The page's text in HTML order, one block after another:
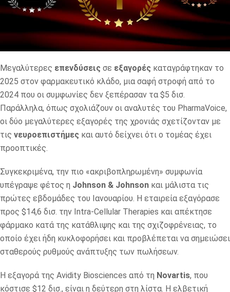
Μεγαλύτερες επενδύσεις σε εξαγορές καταγράφτηκαν το
2025 στον φαρμακευτικό κλάδο, μια σαφή στροφή από το
2024 που οι συμφωνίες δεν ξεπέρασαν τα $5 δισ.
Παράλληλα, όπως σχολιάζουν οι αναλυτές του PharmaVoice,
οι δύο μεγαλύτερες εξαγορές της χρονιάς σχετίζονταν με
τις νευροεπιστήμες και αυτό δείχνει ότι ο τομέας έχει
προοπτικές.
Συγκεκριμένα, την πιο «ακριβοπληρωμένη» συμφωνία
υπέγραψε φέτος η Johnson & Johnson και μάλιστα τις
πρώτες εβδομάδες του Ιανουαρίου. Η εταιρεία εξαγόρασε
προς $14,6 δισ. την Intra-Cellular Therapies και απέκτησε
φάρμακο κατά της κατάθλιψης και της σχιζοφρένειας, το
οποίο έχει ήδη κυκλοφορήσει και προβλέπεται να σημειώσει
σταθερούς ρυθμούς ανάπτυξης των πωλήσεων.
Η εξαγορά της Avidity Biosciences από τη Novartis, που
κόστισε $12 δισ., είναι η δεύτερη στη λίστα. Η ελβετική